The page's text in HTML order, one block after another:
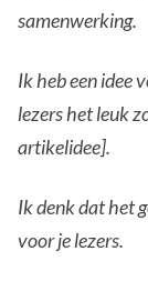
samenwerking.
Ik heb een idee
lezers het leuk
artikelidee].
Ik denk dat het
voor je lezers.